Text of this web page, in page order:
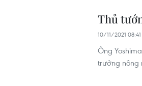
Thủ
10/11/2021 08:41
Ông
trưởng nông